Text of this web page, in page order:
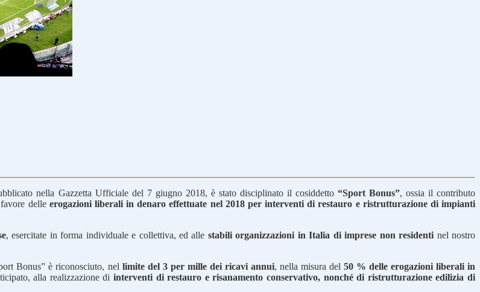
nella Gazzetta Ufficiale del 7 giugno 2018, è stato disciplinato il cosiddetto “Sport Bonus”, ossia il contributo
delle erogazioni liberali in denaro effettuate nel 2018 per interventi di restauro e ristrutturazione di impianti
, esercitate in forma individuale e collettiva, ed alle stabili organizzazioni in Italia di imprese non residenti nel nostro
Bonus” è riconosciuto, nel limite del 3 per mille dei ricavi annui, nella misura del 50 % delle erogazioni liberali in
alla realizzazione diinterventi di restauro e risanamento conservativo, nonché di ristrutturazione edilizia di